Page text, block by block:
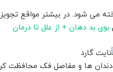
شود. در بیشتر مواقع تجویز
بوی بد دهان + از علل تا درمان
دندان ها و مفاصل فک محافظت